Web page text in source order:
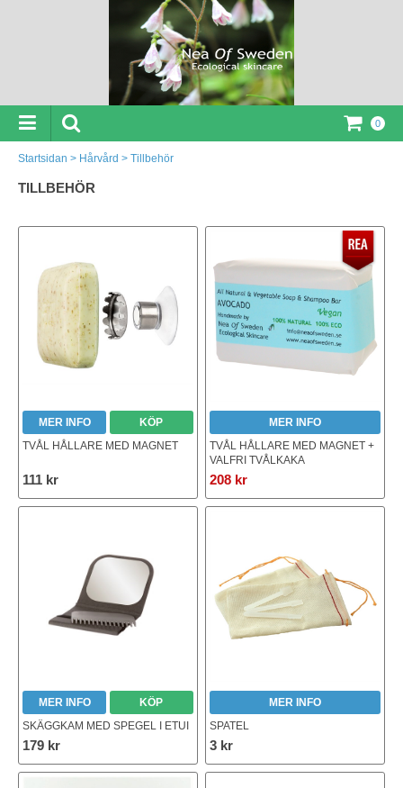
0
Startsidan > Hårvård > Tillbehör
TILLBEHÖR
MER INFO
KÖP
TVÅL HÅLLARE MED MAGNET
111 kr
MER INFO
TVÅL HÅLLARE MED MAGNET +
VALFRI TVÅLKAKA
208 kr
MER INFO
KÖP
SKÄGGKAM MED SPEGEL I ETUI
179 kr
MER INFO
SPATEL
3 kr